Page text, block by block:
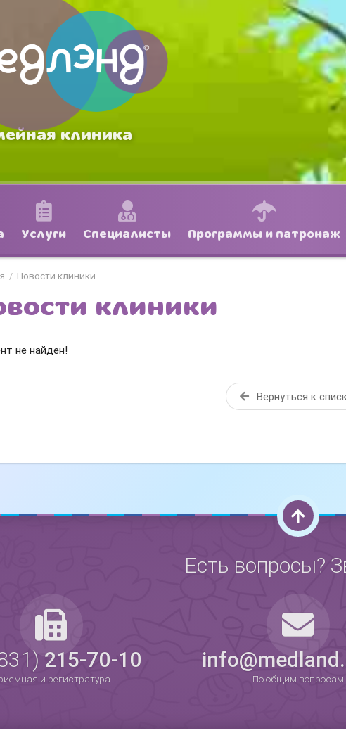
клиника
Услуги Специалисты Программы и патронаж
/ Новости клиники
клиники
не найден!
Вернуться к
Есть вопросы?
215-70-10
и регистратура По общим вопросам